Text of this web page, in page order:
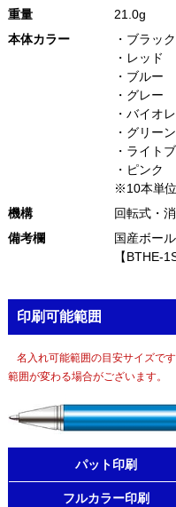
重量
21.0g
本体カラー
・ブラック
・レッド
・ブルー
・グレー
・バイオ
・グリーン
・ライト
・ピンク
※10本単
機構
回転式・
備考欄
国産ボー
【BTHE-
印刷可能範囲
名入れ可能範囲の目安サイズで
範囲が変わる場合がございます。
パット印刷
フルカラー印刷